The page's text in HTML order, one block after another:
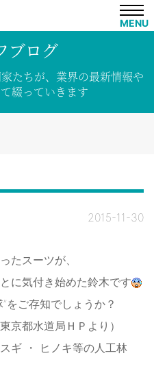
MENU
ブログ
たちが、 業界の最新情報や
綴っていきます
2015-11-30
たスーツが、
に気付き始めた鈴木です
をご存知でしょうか？
京都水道局ＨＰより）
ギ ・ ヒノキ等の人工林